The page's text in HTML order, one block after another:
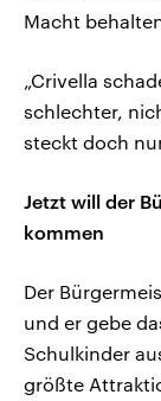
Macht
„Crivella
schlechter,
steckt doch
Jetzt will der
kommen
Der
und er gebe
Schulkinder
größte